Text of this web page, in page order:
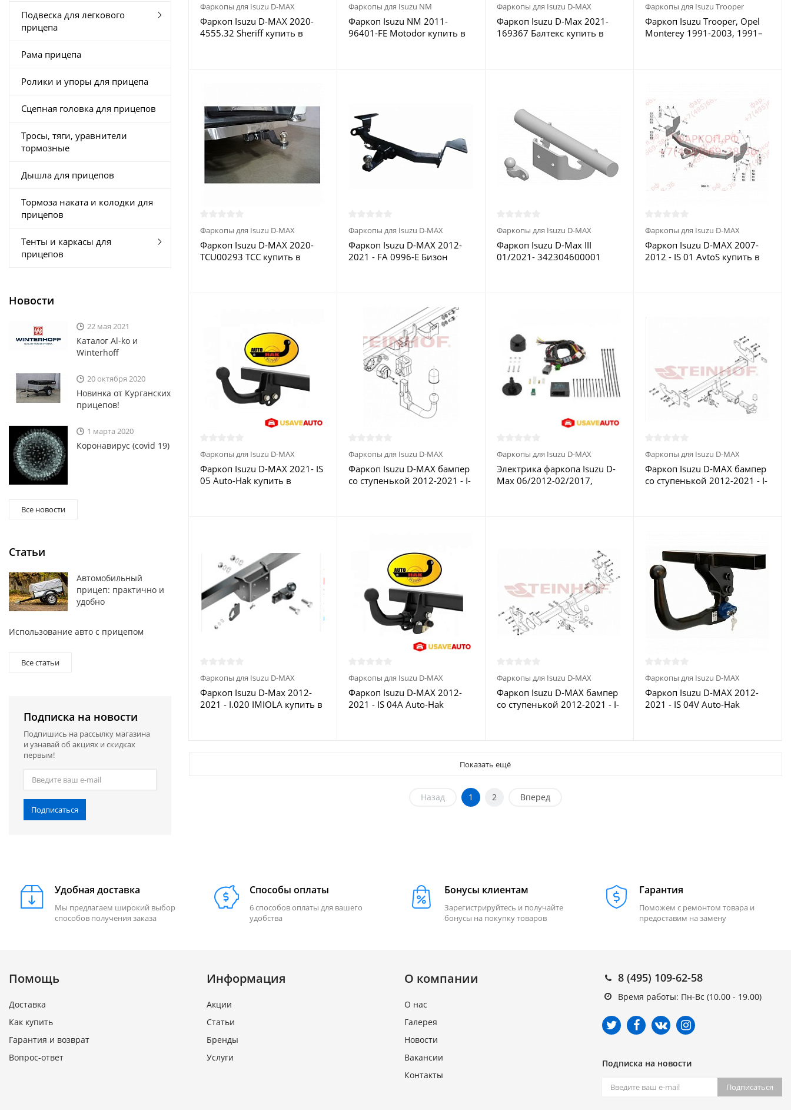
Подвеска для легкового
прицепа
Рама прицепа
Ролики и упоры для прицепа
Сцепная головка для прицепов
Тросы, тяги, уравнители
тормозные
Дышла для прицепов
Тормоза наката и колодки для
прицепов
Тенты и каркасы для
прицепов
Новости
22 мая 2021
Каталог Al-ko и
Winterhoff
20 октября 2020
Новинка от Курганских
прицепов!
1 марта 2020
Коронавирус (covid 19)
Все новости
Статьи
Автомобильный
прицеп: практично и
удобно
Использование авто с прицепом
Все статьи
Подписка на новости
Подпишись на рассылку магазина
и узнавай об акциях и скидках
первым!
Подписаться
Фаркопы для Isuzu D-MAX
Фаркоп Isuzu D-MAX 2020-
4555.32 Sheriff купить в
Фаркопы для Isuzu NM
Фаркоп Isuzu NM 2011-
96401-FE Motodor купить в
Фаркопы для Isuzu D-MAX
Фаркоп Isuzu D-Max 2021-
169367 Балтекс купить в
Фаркопы для Isuzu Trooper
Фаркоп Isuzu Trooper, Opel
Monterey 1991-2003, 1991–
E-23 Балтекс купить в
Москве
Фаркопы для Isuzu D-MAX
Фаркоп Isuzu D-MAX 2020-
TCU00293 ТСС купить в
Фаркопы для Isuzu D-MAX
Фаркоп Isuzu D-MAX 2012-
2021 - FA 0996-E Бизон
Фаркопы для Isuzu D-MAX
Фаркоп Isuzu D-Max III
01/2021- 342304600001
Фаркопы для Isuzu D-MAX
Фаркоп Isuzu D-MAX 2007-
2012 - IS 01 AvtoS купить в
Фаркопы для Isuzu D-MAX
Фаркоп Isuzu D-MAX 2021- IS
05 Auto-Hak купить в
Фаркопы для Isuzu D-MAX
Фаркоп Isuzu D-MAX бампер
со ступенькой 2012-2021 - I-
Фаркопы для Isuzu D-MAX
Электрика фаркопа Isuzu D-
Max 06/2012-02/2017,
Фаркопы для Isuzu D-MAX
Фаркоп Isuzu D-MAX бампер
со ступенькой 2012-2021 - I-
Фаркопы для Isuzu D-MAX
Фаркоп Isuzu D-Max 2012-
2021 - I.020 IMIOLA купить в
Фаркопы для Isuzu D-MAX
Фаркоп Isuzu D-MAX 2012-
2021 - IS 04A Auto-Hak
Фаркопы для Isuzu D-MAX
Фаркоп Isuzu D-MAX бампер
со ступенькой 2012-2021 - I-
Фаркопы для Isuzu D-MAX
Фаркоп Isuzu D-MAX 2012-
2021 - IS 04V Auto-Hak
Показать ещё
Назад 1 2 Вперед
Удобная доставка
Мы предлагаем широкий выбор
способов получения заказа
Способы оплаты
6 способов оплаты для вашего
удобства
Бонусы клиентам
Зарегистрируйтесь и получайте
бонусы на покупку товаров
Гарантия
Поможем с ремонтом товара и
предоставим на замену
Помощь
Доставка
Как купить
Гарантия и возврат
Вопрос-ответ
Информация
Акции
Статьи
Бренды
Услуги
О компании
О нас
Галерея
Новости
Вакансии
Контакты
8 (495) 109-62-58
Время работы: Пн-Вс (10.00 - 19.00)
Подписка на новости
Подписаться